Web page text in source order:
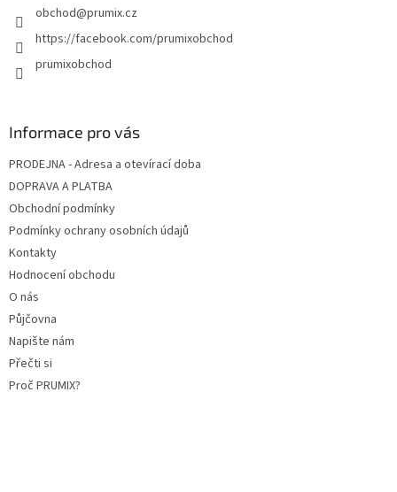
obchod@prumix.cz
https://facebook.com/prumixobchod
prumixobchod
Informace pro vás
PRODEJNA - Adresa a otevírací doba
DOPRAVA A PLATBA
Obchodní podmínky
Podmínky ochrany osobních údajů
Kontakty
Hodnocení obchodu
O nás
Půjčovna
Napište nám
Přečti si
Proč PRUMIX?